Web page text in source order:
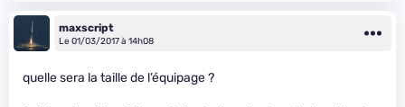
maxscript
Le 01/03/2017 à 14h08
quelle sera la taille de l’équipage ?